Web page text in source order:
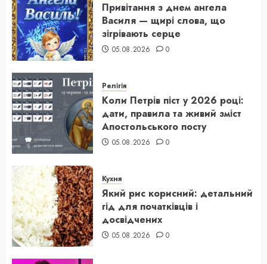
Привітання з днем ангела
Василя — щирі слова, що
зігрівають серце
05.08.2026 0
Релігія
Коли Петрів піст у 2026 році:
дати, правила та живий зміст
Апостольського посту
05.08.2026 0
Кухня
Який рис корисний: детальний
гід для початківців і
досвідчених
05.08.2026 0